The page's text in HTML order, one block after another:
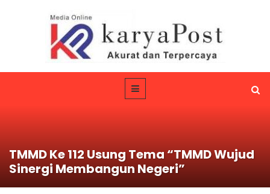
TMMD Ke 112 Usung Tema “TMMD Wujud
Sinergi Membangun Negeri”